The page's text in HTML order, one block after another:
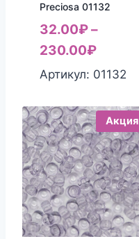
Preciosa 01132
32.00₽–
230.00₽
Артикул: 01132
Акция